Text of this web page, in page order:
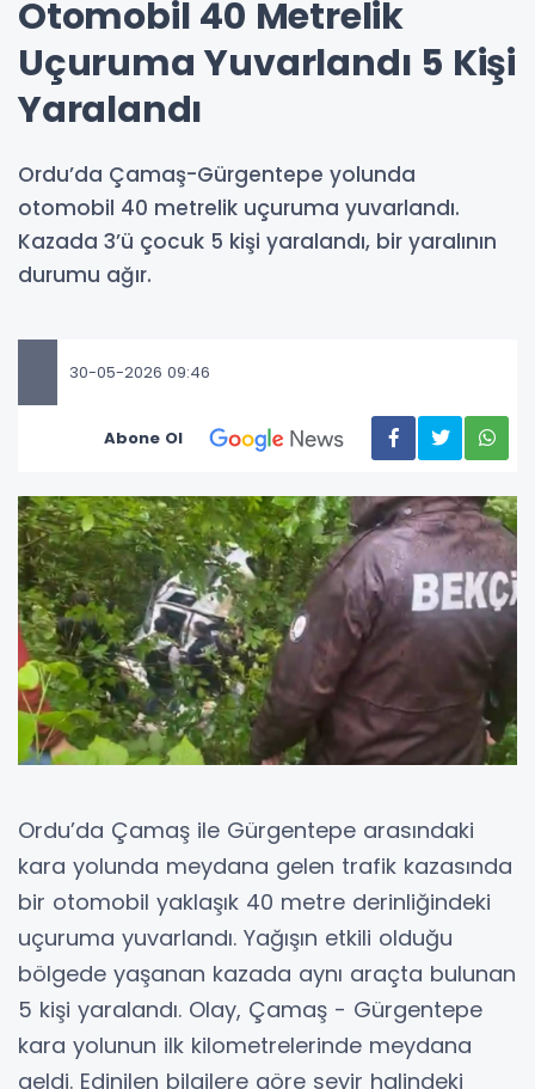
Otomobil 40 Metrelik
Uçuruma Yuvarlandı 5 Kişi
Yaralandı
Ordu’da Çamaş-Gürgentepe yolunda
otomobil 40 metrelik uçuruma yuvarlandı.
Kazada 3’ü çocuk 5 kişi yaralandı, bir yaralının
durumu ağır.
30-05-2026 09:46
Abone Ol
Ordu’da Çamaş ile Gürgentepe arasındaki
kara yolunda meydana gelen trafik kazasında
bir otomobil yaklaşık 40 metre derinliğindeki
uçuruma yuvarlandı. Yağışın etkili olduğu
bölgede yaşanan kazada aynı araçta bulunan
5 kişi yaralandı. Olay, Çamaş - Gürgentepe
kara yolunun ilk kilometrelerinde meydana
geldi. Edinilen bilgilere göre seyir halindeki